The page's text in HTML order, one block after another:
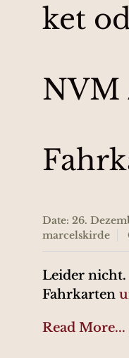
ket
NVM
Date: 26.
marcelskirde
Leider nicht.
Fahrkarten
Read More...